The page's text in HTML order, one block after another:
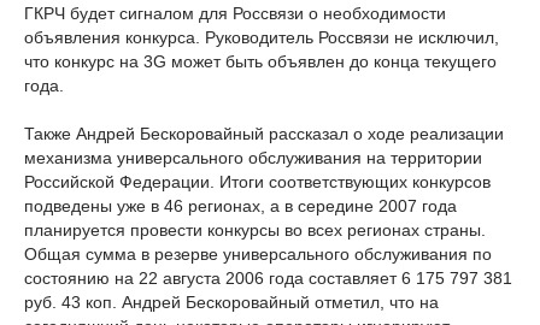
ГКРЧ будет сигналом для Россвязи о необходимости
объявления конкурса. Руководитель Россвязи не исключил,
что конкурс на 3G может быть объявлен до конца текущего
года.
Также Андрей Бескоровайный рассказал о ходе реализации
механизма универсального обслуживания на территории
Российской Федерации. Итоги соответствующих конкурсов
подведены уже в 46 регионах, а в середине 2007 года
планируется провести конкурсы во всех регионах страны.
Общая сумма в резерве универсального обслуживания по
состоянию на 22 августа 2006 года составляет 6 175 797 381
руб. 43 коп. Андрей Бескоровайный отметил, что на